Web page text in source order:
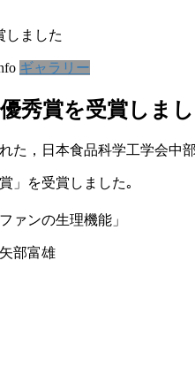
しました
ギャラリー
秀賞を受賞しま
た，日本食品科学工学会
」を受賞しました｡
ァンの生理機能」
部富雄